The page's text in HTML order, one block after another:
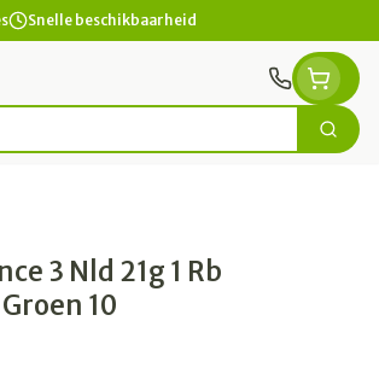
Snelle beschikbaarheid
Zoek
3 Nld 21g 1 Rb
10